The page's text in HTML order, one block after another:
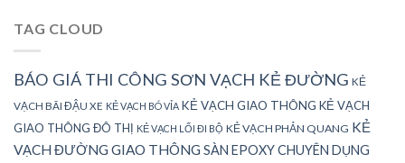
TAG CLOUD
BÁO GIÁ THI CÔNG SƠN VẠCH KẺ ĐƯỜNG KẺ
VẠCH BÃI ĐẬU XE KẺ VẠCH BÓ VỈA KẺ VẠCH GIAO THÔNG KẺ VẠCH
GIAO THÔNG ĐÔ THỊ KẺ VẠCH LỐI ĐI BỘ KẺ VẠCH PHẢN QUANG KẺ
VẠCH ĐƯỜNG GIAO THÔNG SÀN EPOXY CHUYÊN DỤNG